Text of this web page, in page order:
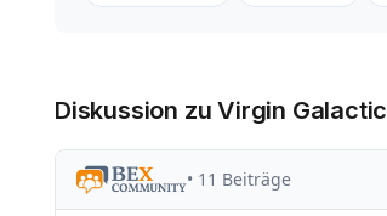
Diskussion zu Virgin Galactic